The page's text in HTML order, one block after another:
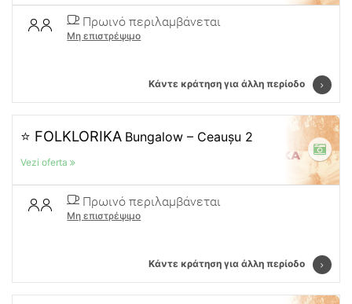
Πρωινό περιλαμβάνεται
Μη επιστρέψιμο
Κάντε κράτηση για άλλη περίοδο
⭐ FOLKLORIKA Bungalow – Ceaușu 2
Vezi oferta
Πρωινό περιλαμβάνεται
Μη επιστρέψιμο
Κάντε κράτηση για άλλη περίοδο